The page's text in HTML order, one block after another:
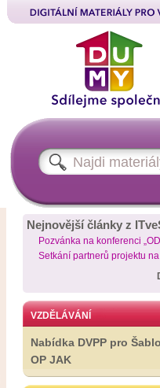
Nejnovější články z
Pozvánka na konferenci
Setkání partnerů projektu
VZDĚLÁVÁNÍ
Nabídka DVPP pro
OP JAK